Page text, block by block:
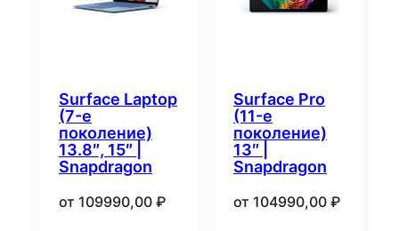
Surface Laptop
(7-е
поколение)
13.8″, 15″ |
Snapdragon
от 109990,00 ₽
Surface Pro
(11-е
поколение)
13″ |
Snapdragon
от 104990,00 ₽